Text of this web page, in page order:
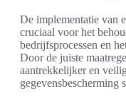
De implementatie van
cruciaal voor het
bedrijfsprocessen en
Door de juiste
aantrekkelijker en
gegevensbescherming